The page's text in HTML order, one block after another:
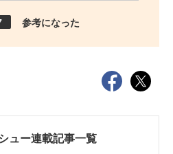
参考になった
ュー連載記事一覧